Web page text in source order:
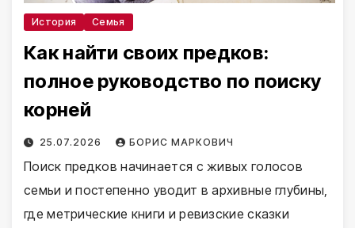
История Семья
Как найти своих предков:
полное руководство по поиску
корней
25.07.2026 БОРИС МАРКОВИЧ
Поиск предков начинается с живых голосов
семьи и постепенно уводит в архивные глубины,
где метрические книги и ревизские сказки